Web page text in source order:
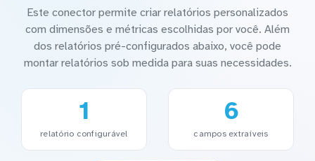
Este conector permite criar relatórios personalizados
com dimensões e métricas escolhidas por você. Além
dos relatórios pré-configurados abaixo, você pode
montar relatórios sob medida para suas necessidades.
1
relatório configurável
6
campos extraíveis